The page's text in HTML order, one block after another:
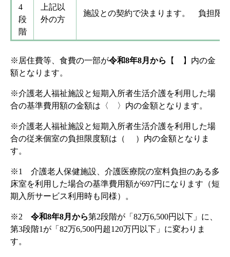
4
段
階
上記以
外の方
施設との契約で決まります。 負担限
※居住費等、食費の一部が令和8年8月から
【 】内の金
額となります。
※介護老人福祉施設と短期入所者生活介護を利用した場
合の基準費用額の金額は〈 〉内の金額となります。
※介護老人福祉施設と短期入所者生活介護を利用した場
合の従来個室の負担限度額は（ ）内の金額となりま
す。
※1 介護老人保健施設、介護医療院の室料負担のある多
床室を利用した場合の基準費用額が697円になります（短
期入所サービス利用時も同様）。
※2 令和8年8月から第2段階が「82万6,500円以下」に、
第3段階1が「82万6,500円超120万円以下」に変わりま
す。